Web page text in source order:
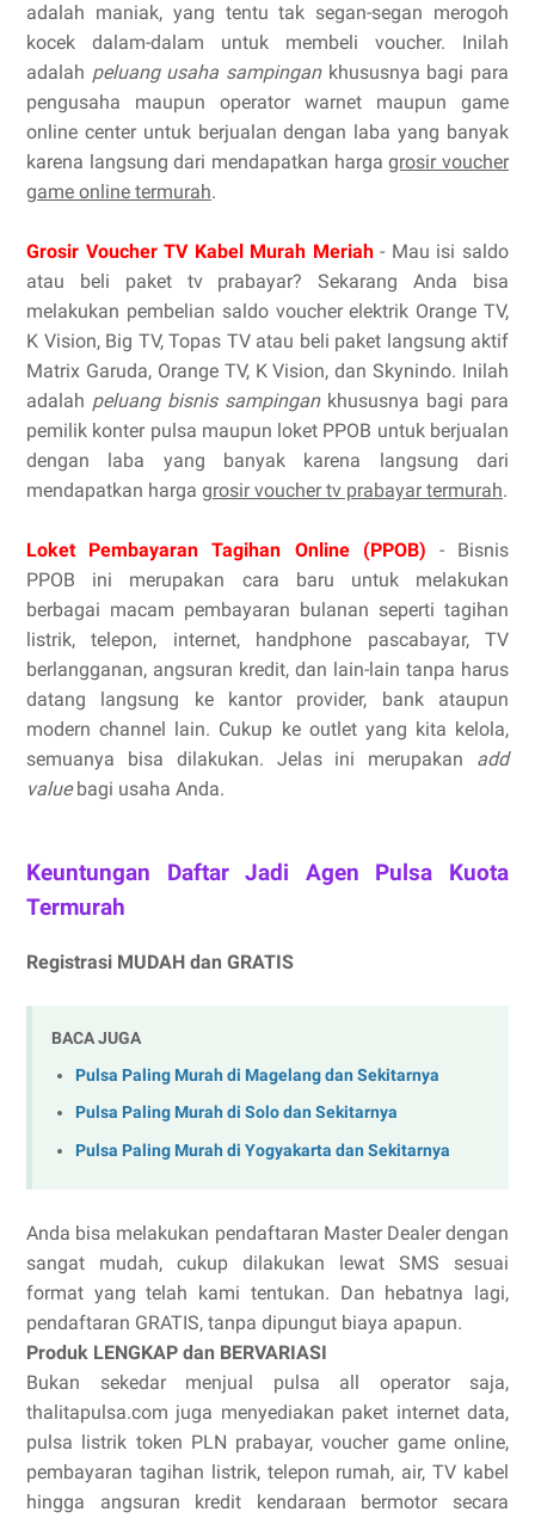
adalah maniak, yang tentu tak segan-segan merogoh
kocek dalam-dalam untuk membeli voucher. Inilah
adalah peluang usaha sampingankhususnya bagi para
pengusaha maupun operator warnet maupun game
online center untuk berjualan dengan laba yang banyak
karena langsung dari mendapatkan hargagrosir voucher
game online termurah.
Grosir Voucher TV Kabel Murah Meriah- Mau isi saldo
atau beli paket tv prabayar? Sekarang Anda bisa
melakukan pembelian saldo voucher elektrik Orange TV,
K Vision, Big TV, Topas TV atau beli paket langsung aktif
Matrix Garuda, Orange TV, K Vision, dan Skynindo. Inilah
adalah peluang bisnis sampingankhususnya bagi para
pemilik konter pulsa maupun loket PPOB untuk berjualan
dengan laba yang banyak karena langsung dari
mendapatkan harga grosir voucher tv prabayar termurah.
Loket Pembayaran Tagihan Online (PPOB) - Bisnis
PPOB ini merupakan cara baru untuk melakukan
berbagai macam pembayaran bulanan seperti tagihan
listrik, telepon, internet, handphone pascabayar, TV
berlangganan, angsuran kredit, dan lain-lain tanpa harus
datang langsung ke kantor provider, bank ataupun
modern channel lain. Cukup ke outlet yang kita kelola,
semuanya bisa dilakukan. Jelas ini merupakan add
valuebagi usaha Anda.
Keuntungan Daftar Jadi Agen Pulsa Kuota
Termurah
Registrasi MUDAH dan GRATIS
BACA JUGA
Pulsa Paling Murah di Magelang dan Sekitarnya
Pulsa Paling Murah di Solo dan Sekitarnya
Pulsa Paling Murah di Yogyakarta dan Sekitarnya
Anda bisa melakukan pendaftaran Master Dealer dengan
sangat mudah, cukup dilakukan lewat SMS sesuai
format yang telah kami tentukan. Dan hebatnya lagi,
pendaftaran GRATIS, tanpa dipungut biaya apapun.
Produk LENGKAP dan BERVARIASI
Bukan sekedar menjual pulsa all operator saja,
thalitapulsa.com juga menyediakan paket internet data,
pulsa listrik token PLN prabayar, voucher game online,
pembayaran tagihan listrik, telepon rumah, air, TV kabel
hingga angsuran kredit kendaraan bermotor secara